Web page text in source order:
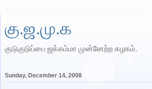
கு.ஜ.மு.க
குடுகுடுப்பை ஜக்கம்மா முன்னேற்ற கழகம்.
Sunday, December 14, 2008